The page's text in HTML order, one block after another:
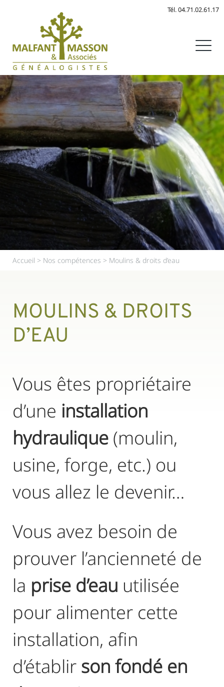
Tél. 04.71.02.61.17
Accueil > Nos compétences > Moulins & droits d’eau
MOULINS & DROITS
D’EAU
Vous êtes propriétaire
d’une installation
hydraulique (moulin,
usine, forge, etc.) ou
vous allez le devenir…
Vous avez besoin de
prouver l’ancienneté de
la prise d’eau utilisée
pour alimenter cette
installation, afin
d’établir son fondé en